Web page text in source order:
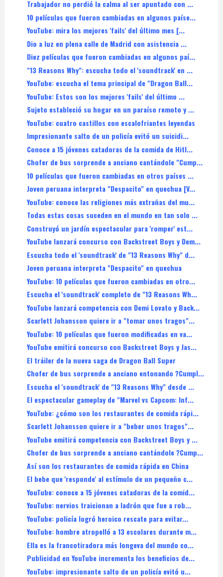
Trabajador no perdió la calma al ser apuntado con ...
10 películas que fueron cambiadas en algunos paíse...
YouTube: mira los mejores 'fails' del último mes [...
Dio a luz en plena calle de Madrid con asistencia ...
Diez películas que fueron cambiadas en algunos paí...
"13 Reasons Why": escucha todo el 'soundtrack' en ...
YouTube: escucha el tema principal de "Dragon Ball...
YouTube: Estos son los mejores 'fails' del último ...
Sujeto estableció su hogar en un paraíso remoto y ...
YouTube: cuatro castillos con escalofriantes leyendas
Impresionante salto de un policía evitó un suicidi...
Conoce a 15 jóvenes catadoras de la comida de Hitl...
Chofer de bus sorprende a anciano cantándole "Cump...
10 películas que fueron cambiadas en otros países ...
Joven peruana interpreta "Despacito" en quechua [V...
YouTube: conoce las religiones más extrañas del mu...
Todas estas cosas suceden en el mundo en tan solo ...
Construyó un jardín espectacular para 'romper' est...
YouTube lanzará concurso con Backstreet Boys y Dem...
Escucha todo el 'soundtrack' de "13 Reasons Why" d...
Joven peruana interpreta "Despacito" en quechua
YouTube: 10 películas que fueron cambiadas en otro...
Escucha el 'soundtrack' completo de "13 Reasons Wh...
YouTube lanzará competencia con Demi Lovato y Back...
Scarlett Johansson quiere ir a "tomar unos tragos"...
YouTube: 10 películas que fueron modificadas en va...
YouTube emitirá concurso con Backstreet Boys y Jas...
El tráiler de la nueva saga de Dragon Ball Super
Chofer de bus sorprende a anciano entonando ?Cumpl...
Escucha el 'soundtrack' de "13 Reasons Why" desde ...
El espectacular gameplay de "Marvel vs Capcom: Inf...
YouTube: ¿cómo son los restaurantes de comida rápi...
Scarlett Johansson quiere ir a "beber unos tragos"...
YouTube emitirá competencia con Backstreet Boys y ...
Chofer de bus sorprende a anciano cantándole ?Cump...
Así son los restaurantes de comida rápida en China
El bebe que 'responde' al estímulo de un pequeño c...
YouTube: conoce a 15 jóvenes catadoras de la comid...
YouTube: nervios traicionan a ladrón que fue a rob...
YouTube: policía logró heroico rescate para evitar...
YouTube: hombre atropelló a 13 escolares durante m...
Ella es la francotiradora más longeva del mundo co...
Publicidad en YouTube incrementa los beneficios de...
YouTube: impresionante salto de un policía evitó u...